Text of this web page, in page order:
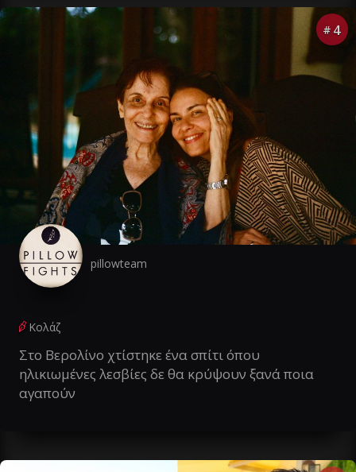
# 4
pillowteam
Κολάζ
Στο Βερολίνο χτίστηκε ένα σπίτι όπου
ηλικιωμένες λεσβίες δε θα κρύψουν ξανά ποια
αγαπούν